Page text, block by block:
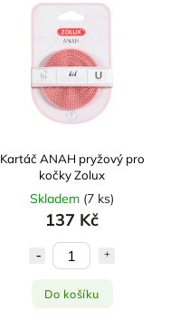
Kartáč ANAH pryžový pro
kočky Zolux
Skladem (7 ks)
137 Kč
Do košíku